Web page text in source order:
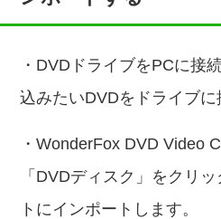
・DVDドライブをPCに接
込みたいDVDをドライブに
・WonderFox DVD Video
「DVDディスク」をクリ
トにインポートします。